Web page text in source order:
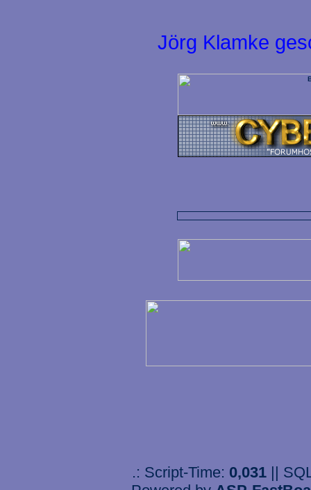
Jörg Klamke
.: Script-Time: 0,031 ||